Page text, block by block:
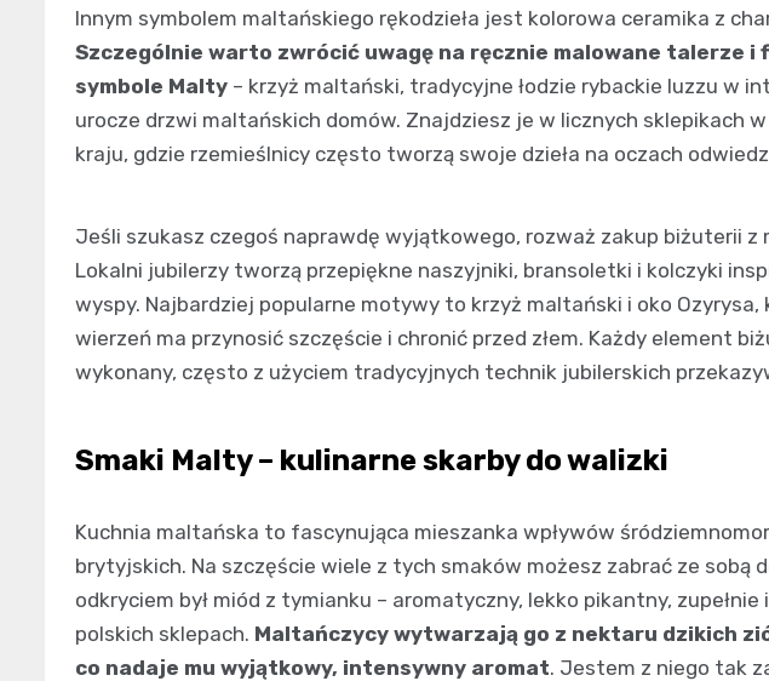
Innym symbolem maltańskiego rękodzieła jest kolorowa ceramika z
Szczególnie warto zwrócić uwagę na ręcznie malowane talerze
symbole Malty – krzyż maltański, tradycyjne łodzie rybackie luzzu w
urocze drzwi maltańskich domów. Znajdziesz je w licznych sklepikach
kraju, gdzie rzemieślnicy często tworzą swoje dzieła na oczach
Jeśli szukasz czegoś naprawdę wyjątkowego, rozważ zakup biżuterii z
Lokalni jubilerzy tworzą przepiękne naszyjniki, bransoletki i kolczyki
wyspy. Najbardziej popularne motywy to krzyż maltański i oko Ozyrysa,
wierzeń ma przynosić szczęście i chronić przed złem. Każdy element
wykonany, często z użyciem tradycyjnych technik jubilerskich
Smaki Malty – kulinarne skarby do walizki
Kuchnia maltańska to fascynująca mieszanka wpływów
brytyjskich. Na szczęście wiele z tych smaków możesz zabrać ze sobą
odkryciem był miód z tymianku – aromatyczny, lekko pikantny,
polskich sklepach. Maltańczycy wytwarzają go z nektaru dzikich
co nadaje mu wyjątkowy, intensywny aromat. Jestem z niego tak